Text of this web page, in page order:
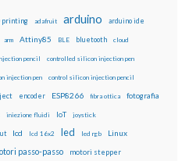
printing adafruit arduino arduino ide
arm Attiny85 BLE bluetooth cloud
pencil controlled silicon injection pen
injection pen control silicon injection pencil
encoder ESP8266 fibra ottica fotografia
iniezione fluidi IoT joystick
lcd lcd 16x2 led led rgb Linux
passo-passo motori stepper